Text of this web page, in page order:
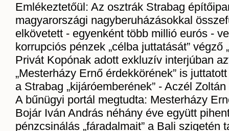
Emlékeztetőül: Az osztrák Strabag
magyarországi nagyberuházásokkal
elkövetett - egyenként több millió eurós -
korrupciós pénzek „célba juttatását” végző
Privát Kopónak adott exkluzív interjúban
„Mesterházy Ernő érdekkörének” is
a Strabag „kijáróemberének” - Aczél
A bűnügyi portál megtudta: Mesterházy
Bojár Iván András néhány éve együtt
pénzcsinálás „fáradalmait” a Bali szigetén